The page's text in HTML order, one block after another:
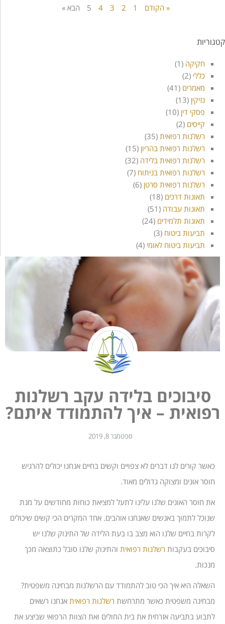
« הקודם 1
2
3
4
5 הבא »
קטגוריות
חקיקה (1)
כללי (2)
מאמרים (41)
נזיקין (13)
פסקי דין (10)
קייסים (2)
רשלנות רפואית (35)
רשלנות רפואית בהריון (15)
רשלנות רפואית בלידה (32)
רשלנות רפואית בניתוח (7)
רשלנות רפואית סרטן (6)
תאונות דרכים (18)
תאונות עבודה (51)
תאונות תלמידים (24)
תביעות ביטוח (3)
תביעות ביטוח לאומי (4)
סיבוכים בלידה עקב רשלנות
רפואית – איך להתמודד איתם?
ספטמבר 8, 2019
כאשר קורים לנו דברים לא צפויים וקשים בחיים אנחנו יכולים להרגיש
חוסר אונים ומצוקה גדולים מאוד.
את חוסר האונים שלנו עלינו לתעל למציאת כוחות מחודשים על מנת
שנוכל לתמוך באנשים שאנחנו אוהבים. אחד המקרים הכי קשים שיכולים
לקרות בחיים שלנו הוא מצב בו בעת הלידה של התינוק שלנו יש
סיבוכים בעקבות רשלנות רפואית והתינוק שלנו סובל כתוצאה מכך
מנכות.
השאלה היא איך הכי טוב להתמודד עם הרשלנות מבחינה משפטית?
מבחינה משפטית כאשר מתרחשת רשלנות רפואית אנחנו רשאים
לתבוע בתביעה אזרחית את בית החולים ואת הצוות הרפואי שביצע את